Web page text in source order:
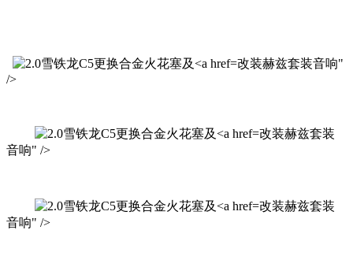
改装赫兹套装音响"
/>
改装赫兹套装
音响" />
改装赫兹套装
音响" />